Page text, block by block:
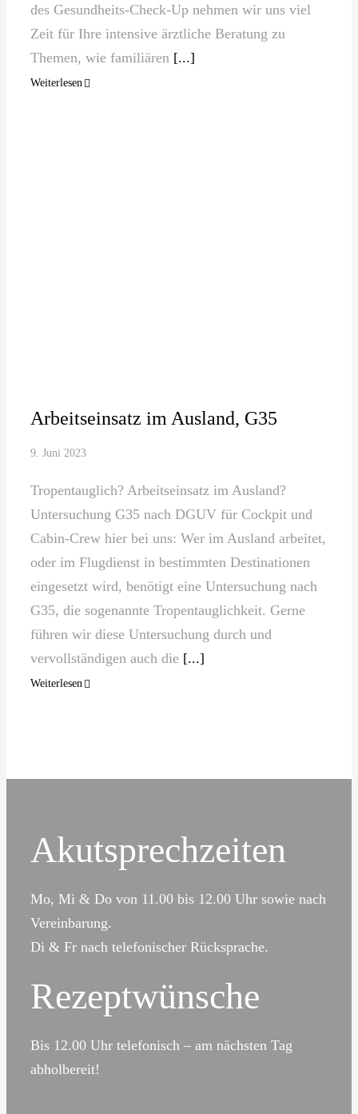
des Gesundheits-Check-Up nehmen wir uns viel
Zeit für Ihre intensive ärztliche Beratung zu
Themen, wie familiären[...]
Weiterlesen
Arbeitseinsatz im Ausland, G35
9. Juni 2023
Tropentauglich? Arbeitseinsatz im Ausland?
Untersuchung G35 nach DGUV für Cockpit und
Cabin-Crew hier bei uns: Wer im Ausland arbeitet,
oder im Flugdienst in bestimmten Destinationen
eingesetzt wird, benötigt eine Untersuchung nach
G35, die sogenannte Tropentauglichkeit. Gerne
führen wir diese Untersuchung durch und
vervollständigen auch die[...]
Weiterlesen
Akutsprechzeiten
Mo, Mi & Do von 11.00 bis 12.00 Uhr sowie nach
Vereinbarung.
Di & Fr nach telefonischer Rücksprache.
Rezeptwünsche
Bis 12.00 Uhr telefonisch – am nächsten Tag
abholbereit!